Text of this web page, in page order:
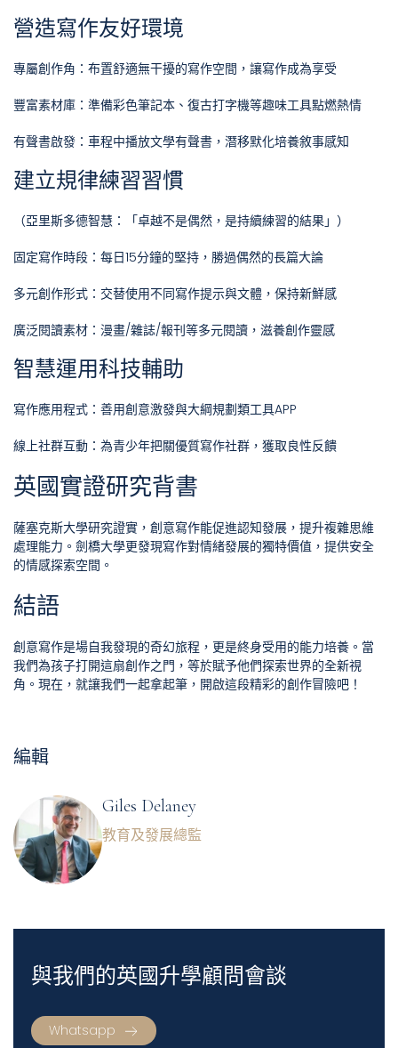
營造寫作友好環境
專屬創作角：布置舒適無干擾的寫作空間，讓寫作成為享受
豐富素材庫：準備彩色筆記本、復古打字機等趣味工具點燃熱情
有聲書啟發：車程中播放文學有聲書，潛移默化培養敘事感知
建立規律練習習慣
（亞里斯多德智慧：「卓越不是偶然，是持續練習的結果」）
固定寫作時段：每日15分鐘的堅持，勝過偶然的長篇大論
多元創作形式：交替使用不同寫作提示與文體，保持新鮮感
廣泛閱讀素材：漫畫/雜誌/報刊等多元閱讀，滋養創作靈感
智慧運用科技輔助
寫作應用程式：善用創意激發與大綱規劃類工具APP
線上社群互動：為青少年把關優質寫作社群，獲取良性反饋
英國實證研究背書
薩塞克斯大學研究證實，創意寫作能促進認知發展，提升複雜思維
處理能力。劍橋大學更發現寫作對情緒發展的獨特價值，提供安全
的情感探索空間。
結語
創意寫作是場自我發現的奇幻旅程，更是終身受用的能力培養。當
我們為孩子打開這扇創作之門，等於賦予他們探索世界的全新視
角。現在，就讓我們一起拿起筆，開啟這段精彩的創作冒險吧！
編輯
Giles Delaney
教育及發展總監
與我們的英國升學顧問會談
Whatsapp